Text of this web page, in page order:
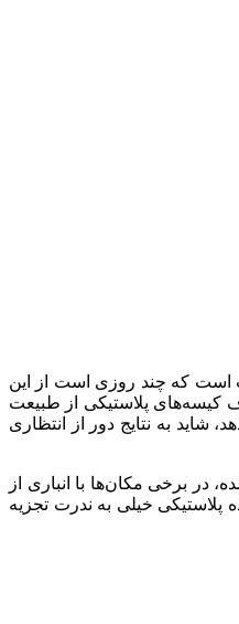
پلاستیکی بود. درست است که چند روزی است از این
کیسه‌های پلاستیکی از طبیعت
شاید به نتایج دور از انتظاری
برخی مکان‌ها با انباری از
پلاستیکی خیلی به ندرت تجزیه